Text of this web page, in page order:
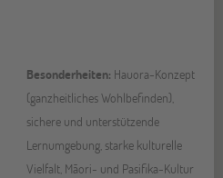
Besonderheiten: Hauora-Konzept
(ganzheitliches Wohlbefinden),
sichere und unterstützende
Lernumgebung, starke kulturelle
Vielfalt, Māori- und Pasifika-Kultur